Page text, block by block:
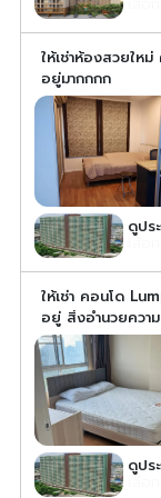
ให้เช่าห้องสวยให
อยู่มากกกก
ดูปร
ให้เช่า คอนโด
อยู่ สิ่งอำนวยควา
ดูปร